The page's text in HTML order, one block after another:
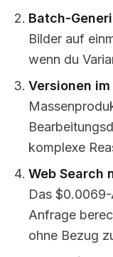
Batch-
Bilder auf
wenn du
Versionen
komplexe
Web Search
Das
Anfrage
ohne Bezug